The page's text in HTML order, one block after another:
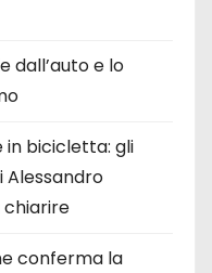
dall’auto e lo
in bicicletta: gli
chiarire
conferma la